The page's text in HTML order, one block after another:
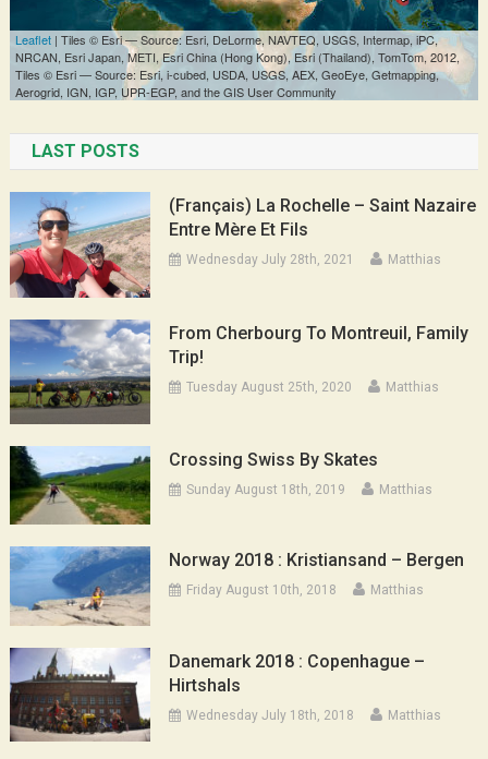
LAST POSTS
(Français) La Rochelle – Saint Nazaire
Entre Mère Et Fils
Wednesday July 28th, 2021 Matthias
From Cherbourg To Montreuil, Family
Trip!
Tuesday August 25th, 2020 Matthias
Crossing Swiss By Skates
Sunday August 18th, 2019 Matthias
Norway 2018 : Kristiansand – Bergen
Friday August 10th, 2018 Matthias
Danemark 2018 : Copenhague –
Hirtshals
Wednesday July 18th, 2018 Matthias